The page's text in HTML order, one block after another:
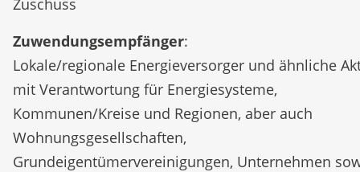
Zuschuss
Zuwendungsempfänger:
Lokale/regionale Energieversorger und ähnliche
mit Verantwortung für Energiesysteme,
Kommunen/Kreise und Regionen, aber auch
Wohnungsgesellschaften,
Grundeigentümervereinigungen, Unternehmen